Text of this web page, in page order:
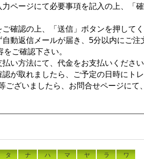
ページにて必要事項を記入の上、
「
確認の上、「送信」ボタンを押して
動返信メールが届き、 5分以内にご注
ご確認下さい。
い方法にて、代金をお支払いくださ
が取れましたら、ご予定の日時にト
ございましたら、お問合せページにて
タ ナ ハ マ ヤ ラ ワ